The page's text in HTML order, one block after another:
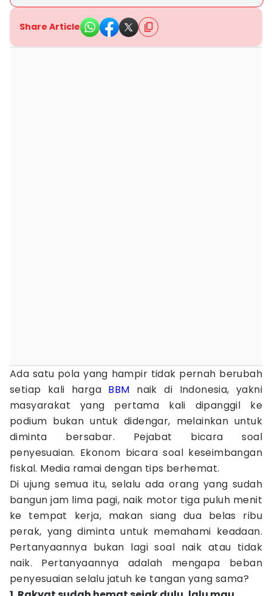
Share Article
Ada satu pola yang hampir tidak pernah berubah
setiap kali harga BBM naik di Indonesia, yakni
masyarakat yang pertama kali dipanggil ke
podium bukan untuk didengar, melainkan untuk
diminta bersabar. Pejabat bicara soal
penyesuaian. Ekonom bicara soal keseimbangan
fiskal. Media ramai dengan tips berhemat.
Di ujung semua itu, selalu ada orang yang sudah
bangun jam lima pagi, naik motor tiga puluh menit
ke tempat kerja, makan siang dua belas ribu
perak, yang diminta untuk memahami keadaan.
Pertanyaannya bukan lagi soal naik atau tidak
naik. Pertanyaannya adalah mengapa beban
penyesuaian selalu jatuh ke tangan yang sama?